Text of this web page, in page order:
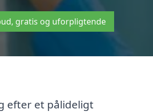
gratis og uforpligtende
efter et pålideligt